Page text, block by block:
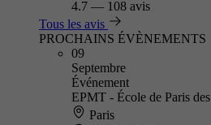
4.7 — 108 avis
Tous les avis
PROCHAINS ÉVÈNEMENTS
09
Septembre
Événement
EPMT - École de Paris
Paris